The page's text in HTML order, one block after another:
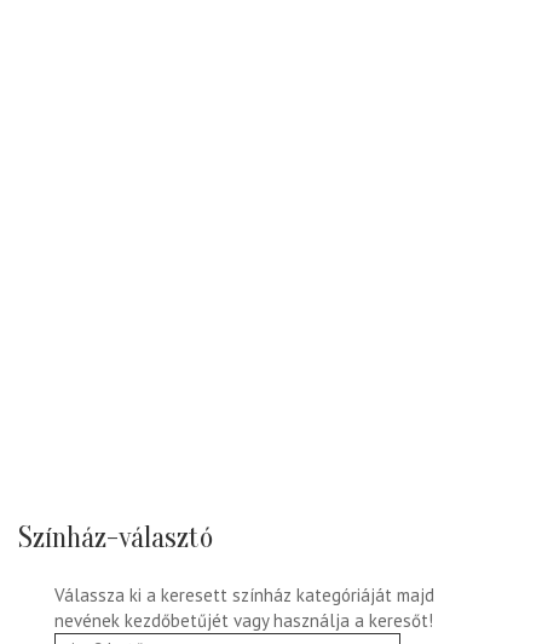
Színház-választó
Válassza ki a keresett színház kategóriáját majd
nevének kezdőbetűjét vagy használja a keresőt!